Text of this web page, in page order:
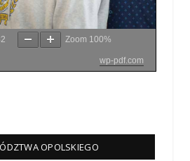
Zoom 100%
wp-pdf.com
OPOLSKIEGO